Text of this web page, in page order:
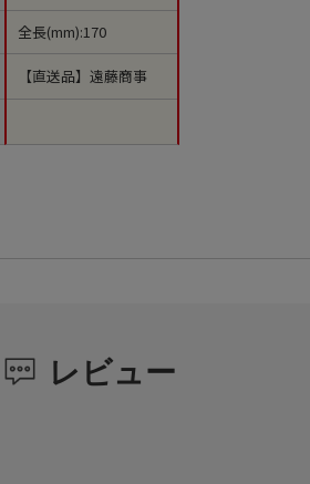
全長(mm):170
【直送品】遠藤商事
レビュー